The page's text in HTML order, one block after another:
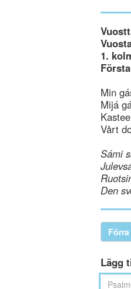
1.
Min
Mijá
Vårt
Sámi
Den
Förra
Lägg